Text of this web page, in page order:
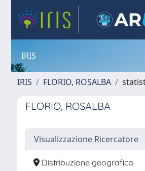
IRIS
IRIS FLORIO, ROSALBA
FLORIO, ROSALBA
Visualizzazione Ricercatore
Distribuzione geografica